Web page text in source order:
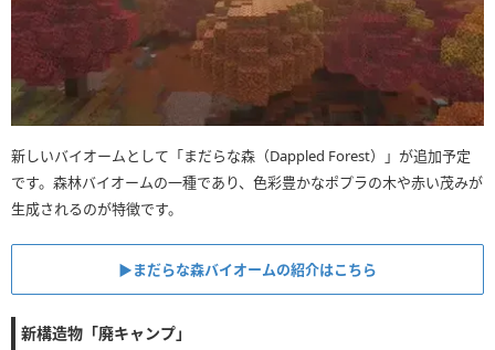
新しいバイオームとして「まだらな森（Dappled Forest）」が追加予定
です。森林バイオームの一種であり、色彩豊かなポプラの木や赤い茂みが
生成されるのが特徴です。
▶︎まだらな森バイオームの紹介はこちら
新構造物「廃キャンプ」